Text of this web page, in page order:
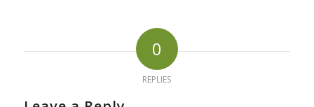
0
REPLIES